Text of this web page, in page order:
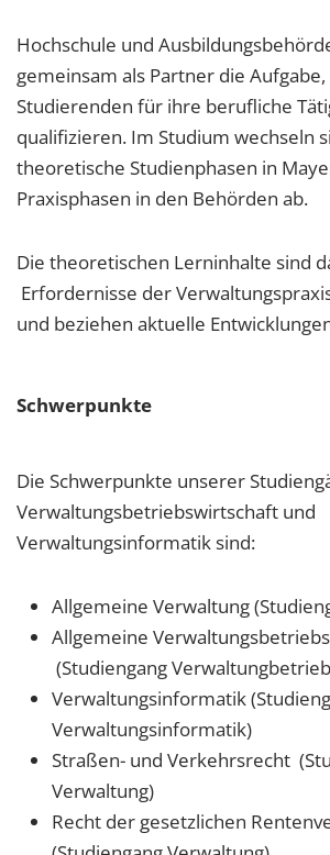
Hochschule und
gemeinsam als Partner die Aufgabe,
Studierenden für ihre berufliche
qualifizieren. Im Studium wechseln
theoretische Studienphasen in
Praxisphasen in den Behörden ab.
Die theoretischen Lerninhalte sind
Erfordernisse der
und beziehen aktuelle
Schwerpunkte
Die Schwerpunkte unserer
Verwaltungsbetriebswirtschaft und
Verwaltungsinformatik sind:
Allgemeine Verwaltung
Allgemeine
(Studiengang
Verwaltungsinformatik
Verwaltungsinformatik)
Straßen- und Verkehrsrecht
Verwaltung)
Recht der gesetzlichen